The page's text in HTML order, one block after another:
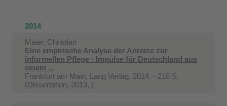
2014
Maier, Christian
Eine empirische Analyse der Anreize zur
informellen Pflege : Impulse für Deutschland aus
einem ...
Frankfurt am Main, Lang Verlag, 2014. - 210 S.
(Dissertation, 2013, )